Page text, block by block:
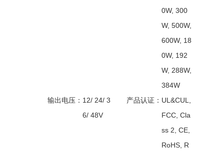
0W, 300
W, 500W,
600W, 18
0W, 192
W, 288W,
384W
输出电压： 12/ 24/ 3
6/ 48V
产品认证： UL&CUL,
FCC, Cla
ss 2, CE,
RoHS, R